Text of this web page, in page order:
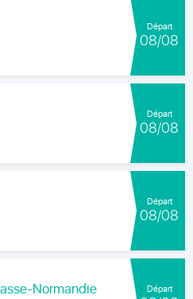
Départ
08/08
Départ
08/08
Départ
08/08
Normandie Départ